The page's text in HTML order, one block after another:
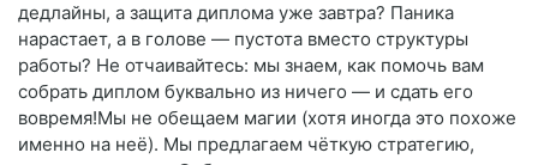
дедлайны, а защита диплома уже завтра? Паника
нарастает, а в голове — пустота вместо структуры
работы? Не отчаивайтесь: мы знаем, как помочь вам
собрать диплом буквально из ничего — и сдать его
вовремя!Мы не обещаем магии (хотя иногда это похоже
именно на неё). Мы предлагаем чёткую стратегию,